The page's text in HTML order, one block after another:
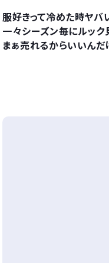
服好きって冷めた時ヤバ
一々シーズン毎にルック
まぁ売れるからいいんだ